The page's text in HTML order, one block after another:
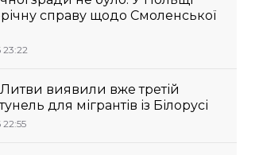
справу щодо Смоленської
виявили вже третій
для мігрантів із Білорусі